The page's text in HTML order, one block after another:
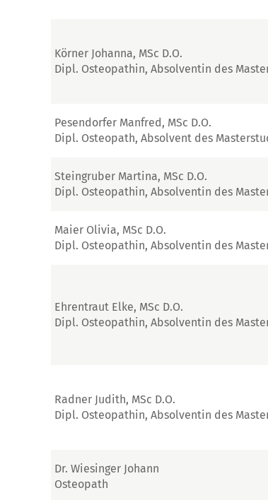
Körner Johanna, MSc D.O.
Dipl. Osteopathin, Absolventin des
Pesendorfer Manfred, MSc D.O.
Dipl. Osteopath, Absolvent des
Steingruber Martina, MSc D.O.
Dipl. Osteopathin, Absolventin des
Maier Olivia, MSc D.O.
Dipl. Osteopathin, Absolventin des
Ehrentraut Elke, MSc D.O.
Dipl. Osteopathin, Absolventin des
Radner Judith, MSc D.O.
Dipl. Osteopathin, Absolventin des
Dr. Wiesinger Johann
Osteopath